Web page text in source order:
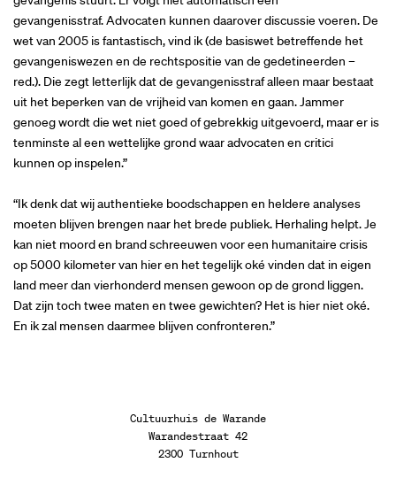
gevangenisstraf. Advocaten kunnen daarover discussie voeren. De
wet van 2005 is fantastisch, vind ik (de basiswet betreffende het
gevangeniswezen en de rechtspositie van de gedetineerden –
red.). Die zegt letterlijk dat de gevangenisstraf alleen maar bestaat
uit het beperken van de vrijheid van komen en gaan. Jammer
genoeg wordt die wet niet goed of gebrekkig uitgevoerd, maar er is
tenminste al een wettelijke grond waar advocaten en critici
kunnen op inspelen.”
“Ik denk dat wij authentieke boodschappen en heldere analyses
moeten blijven brengen naar het brede publiek. Herhaling helpt. Je
kan niet moord en brand schreeuwen voor een humanitaire crisis
op 5000 kilometer van hier en het tegelijk oké vinden dat in eigen
land meer dan vierhonderd mensen gewoon op de grond liggen.
Dat zijn toch twee maten en twee gewichten? Het is hier niet oké.
En ik zal mensen daarmee blijven confronteren.”
Cultuurhuis de Warande
Warandestraat 42
2300 Turnhout